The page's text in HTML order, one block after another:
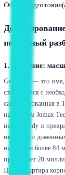
Обзор
подробный
1. Введение:
GoDaddy — это имя,
сталкивался с
сайт. Основанная в
названием Jomax
на GoDaddy и
индустрии
находится более 84
превышает 20
Штаб-квартира